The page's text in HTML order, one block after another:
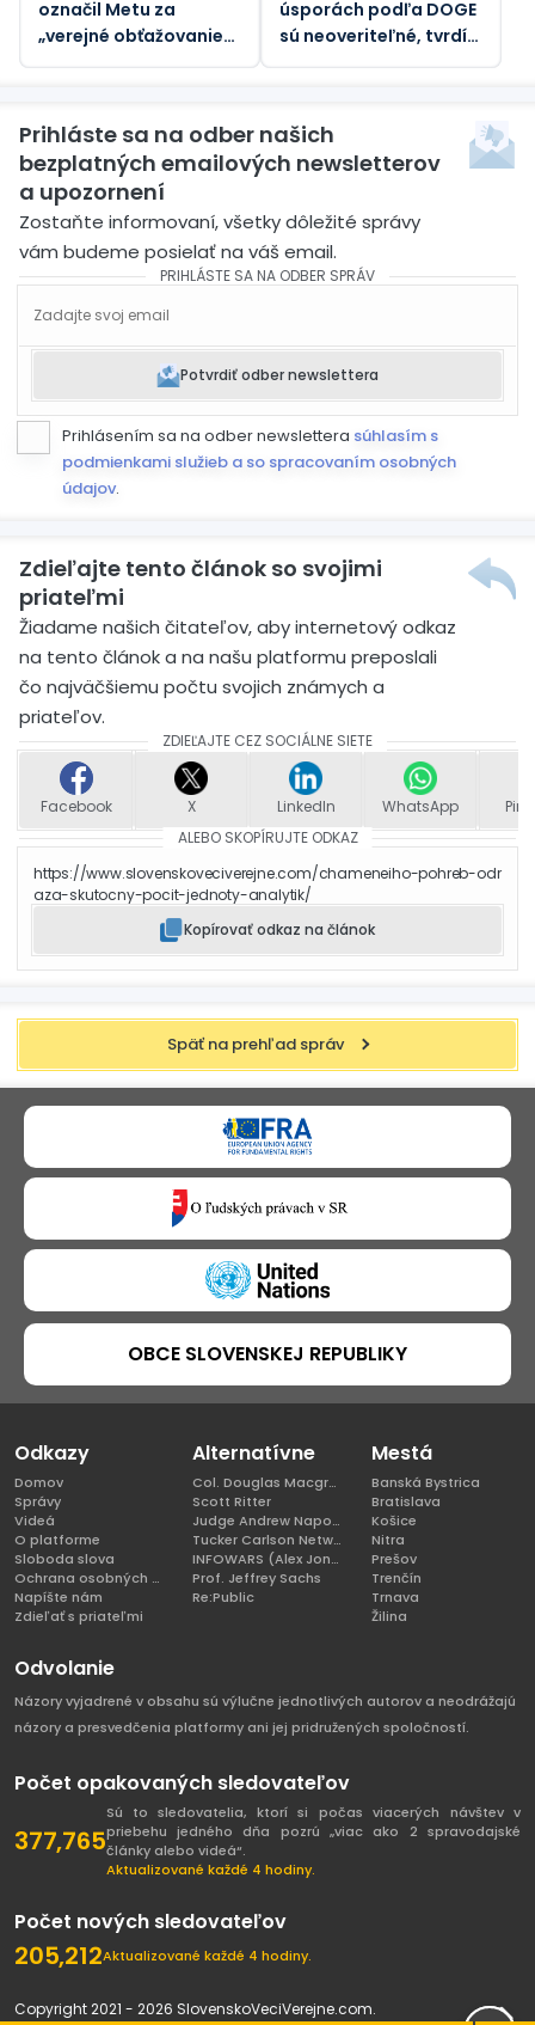
označil Metu za
„verejné obťažovanie“
úsporách podľa DOGE
sú neoveriteľné, tvrdí
Prihláste sa na odber našich
bezplatných emailových newsletterov
a upozornení
Zostaňte informovaní, všetky dôležité správy
vám budeme posielať na váš email.
PRIHLÁSTE SA NA ODBER SPRÁV
Potvrdiť odber newslettera
Prihlásením sa na odber newslettera súhlasím s
podmienkami služieb a so spracovaním osobných
údajov.
Zdieľajte tento článok so svojimi
priateľmi
Žiadame našich čitateľov, aby internetový odkaz
na tento článok a na našu platformu preposlali
čo najväčšiemu počtu svojich známych a
priateľov.
ZDIEĽAJTE CEZ SOCIÁLNE SIETE
Facebook X LinkedIn WhatsApp
ALEBO SKOPÍRUJTE ODKAZ
https://www.slovenskoveciverejne.com/chameneiho-pohreb-odr
aza-skutocny-pocit-jednoty-analytik/
Kopírovať odkaz na článok
Späť na prehľad správ
OBCE SLOVENSKEJ REPUBLIKY
Odkazy
Domov
Správy
Videá
O platforme
Sloboda slova
Ochrana osobných údajov
Napíšte nám
Zdieľať s priateľmi
Alternatívne
Col. Douglas Macgregor, Ph.D
Scott Ritter
Judge Andrew Napolitano
Tucker Carlson Network
INFOWARS (Alex Jones)
Prof. Jeffrey Sachs
Re:Public
Mestá
Banská Bystrica
Bratislava
Košice
Nitra
Prešov
Trenčín
Trnava
Žilina
Odvolanie
Názory vyjadrené v obsahu sú výlučne jednotlivých autorov a neodrážajú
názory a presvedčenia platformy ani jej pridružených spoločností.
Počet opakovaných sledovateľov
377,765
Sú to sledovatelia, ktorí si počas viacerých návštev v
priebehu jedného dňa pozrú „viac ako 2 spravodajské
články alebo videá“.
Aktualizované každé 4 hodiny.
Počet nových sledovateľov
205,212Aktualizované každé 4 hodiny.
Copyright 2021 - 2026 SlovenskoVeciVerejne.com.